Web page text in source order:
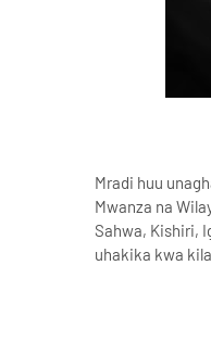
Mradi huu
Mwanza na
Sahwa, Kishiri,
uhakika kwa